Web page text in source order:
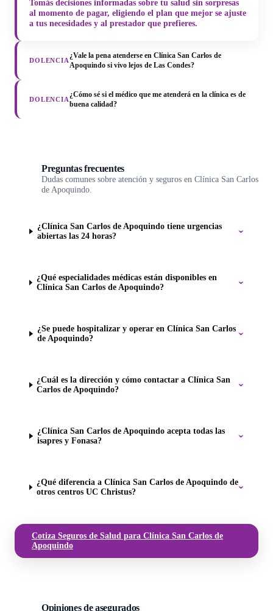
Tomás decisiones informadas sobre tu salud sin sorpresas
al momento de pagar, eligiendo el plan que mejor se ajuste
a tus necesidades y al prestador que prefieres.
DOLENCIA
¿Vale la pena atenderse en Clínica San Carlos de
Apoquindo si vivo lejos de Las Condes?
DOLENCIA
¿Cómo sé si el médico que me atenderá en la clínica es de
buena calidad?
Preguntas frecuentes
Dudas comunes sobre atención y seguros en Clínica San Carlos
de Apoquindo.
¿Clínica San Carlos de Apoquindo tiene urgencias
abiertas las 24 horas?
¿Qué especialidades médicas están disponibles en
Clínica San Carlos de Apoquindo?
¿Se puede hospitalizar y operar en Clínica San Carlos
de Apoquindo?
¿Cuál es la dirección y cómo contactar a Clínica San
Carlos de Apoquindo?
¿Clínica San Carlos de Apoquindo acepta todas las
isapres y Fonasa?
¿Qué diferencia a Clínica San Carlos de Apoquindo de
otros centros UC Christus?
Cotiza Seguros de Salud para Clínica San Carlos de
Apoquindo
Opiniones de asegurados